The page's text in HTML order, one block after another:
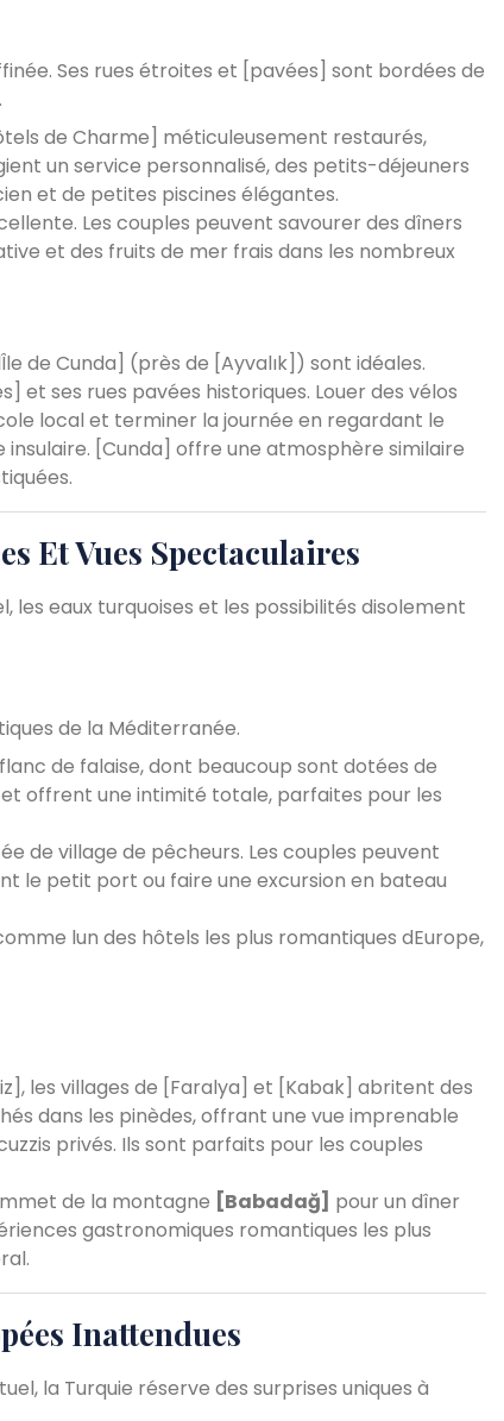
Ses rues étroites et [pavées] sont bordées de
de Charme] méticuleusement restaurés,
un service personnalisé, des petits-déjeuners
et de petites piscines élégantes.
Les couples peuvent savourer des dîners
et des fruits de mer frais dans les nombreux
de Cunda] (près de [Ayvalık]) sont idéales.
et ses rues pavées historiques. Louer des vélos
local et terminer la journée en regardant le
[Cunda] offre une atmosphère similaire
Et Vues Spectaculaires
eaux turquoises et les possibilités disolement
de la Méditerranée.
de falaise, dont beaucoup sont dotées de
offrent une intimité totale, parfaites pour les
de village de pêcheurs. Les couples peuvent
le petit port ou faire une excursion en bateau
lun des hôtels les plus romantiques dEurope,
les villages de [Faralya] et [Kabak] abritent des
dans les pinèdes, offrant une vue imprenable
privés. Ils sont parfaits pour les couples
de la montagne [Babadağ] pour un dîner
gastronomiques romantiques les plus
Inattendues
la Turquie réserve des surprises uniques à